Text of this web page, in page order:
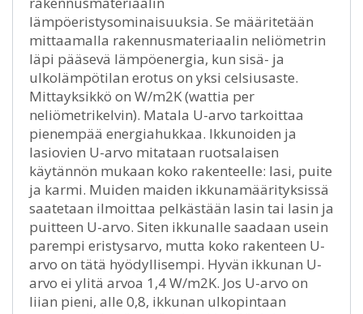
lämpöeristysominaisuuksia. Se määritetään
mittaamalla rakennusmateriaalin neliömetrin
läpi pääsevä lämpöenergia, kun sisä- ja
ulkolämpötilan erotus on yksi celsiusaste.
Mittayksikkö on W/m2K (wattia per
neliömetrikelvin). Matala U-arvo tarkoittaa
pienempää energiahukkaa. Ikkunoiden ja
lasiovien U-arvo mitataan ruotsalaisen
käytännön mukaan koko rakenteelle: lasi, puite
ja karmi. Muiden maiden ikkunamäärityksissä
saatetaan ilmoittaa pelkästään lasin tai lasin ja
puitteen U-arvo. Siten ikkunalle saadaan usein
parempi eristysarvo, mutta koko rakenteen U-
arvo on tätä hyödyllisempi. Hyvän ikkunan U-
arvo ei ylitä arvoa 1,4 W/m2K. Jos U-arvo on
liian pieni, alle 0,8, ikkunan ulkopintaan